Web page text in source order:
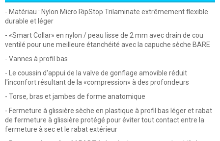
- Matériau : Nylon Micro RipStop Trilaminate extrêmement flexible
durable et léger
- «Smart Collar» en nylon / peau lisse de 2 mm avec drain de cou
ventilé pour une meilleure étanchéité avec la capuche sèche BARE
- Vannes à profil bas
- Le coussin d'appui de la valve de gonflage amovible réduit
l'inconfort résultant de la «compression» à des profondeurs
- Torse, bras et jambes de forme anatomique
- Fermeture à glissière sèche en plastique à profil bas léger et rabat
de fermeture à glissière protégé pour éviter tout contact entre la
fermeture à sec et le rabat extérieur